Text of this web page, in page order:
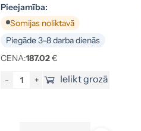
Pieejamība:
Somijas noliktavā
Piegāde 3–8 darba dienās
CENA:187.02€
- + Ielikt grozā